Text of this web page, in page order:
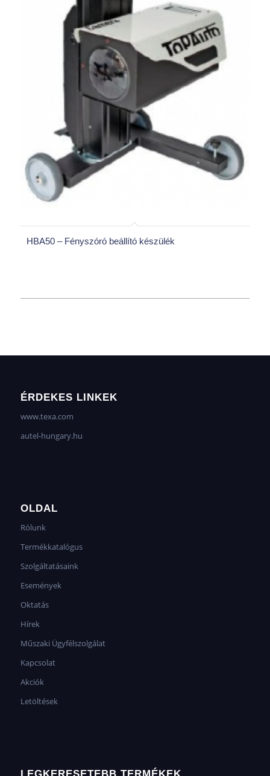
HBA50 – Fényszóró beállító készülék
ÉRDEKES LINKEK
www.texa.com
autel-hungary.hu
OLDAL
Rólunk
Termékkatalógus
Szolgáltatásaink
Események
Oktatás
Hírek
Műszaki Ügyfélszolgálat
Kapcsolat
Akciók
Letöltések
LEGKERESETEBB TERMÉKEK